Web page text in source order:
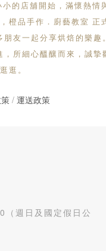
的店舖開始，滿懷熱情
橙品手作．廚藝教室 正
友一起分享烘焙的樂趣
所細心醞釀而來，誠摯
逛。
/ 運送政策
週日及國定假日公